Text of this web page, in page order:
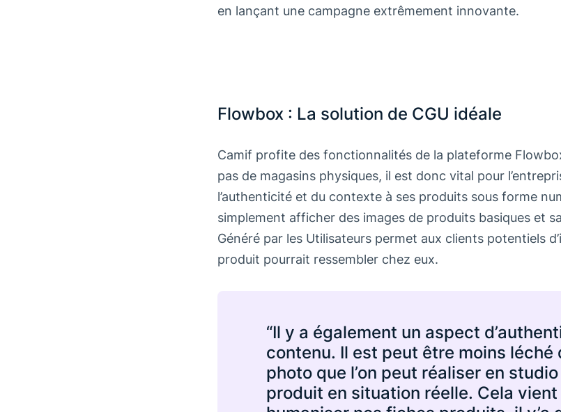
en lançant une campagne extrêmement innovante.
Flowbox : La solution de CGU idéale
Camif profite des fonctionnalités de la plateforme
pas de magasins physiques, il est donc vital pour
l’authenticité et du contexte à ses produits sous forme
simplement afficher des images de produits basiques et
Généré par les Utilisateurs permet aux clients potentiels
produit pourrait ressembler chez eux.
“Il y a également un aspect
contenu. Il est peut être moins léché
photo que l’on peut réaliser en
produit en situation réelle. Cela vient